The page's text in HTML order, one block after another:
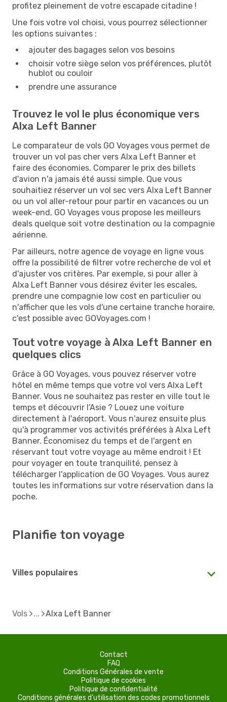
profitez pleinement de votre escapade citadine !
Une fois votre vol choisi, vous pourrez sélectionner
les options suivantes :
ajouter des bagages selon vos besoins
choisir votre siège selon vos préférences, plutôt
hublot ou couloir
prendre une assurance
Trouvez le vol le plus économique vers
Alxa Left Banner
Le comparateur de vols GO Voyages vous permet de
trouver un vol pas cher vers Alxa Left Banner et
faire des économies. Comparer le prix des billets
d'avion n'a jamais été aussi simple. Que vous
souhaitiez réserver un vol sec vers Alxa Left Banner
ou un vol aller-retour pour partir en vacances ou un
week-end, GO Voyages vous propose les meilleurs
deals quelque soit votre destination ou la compagnie
aérienne.
Par ailleurs, notre agence de voyage en ligne vous
offre la possibilité de filtrer votre recherche de vol et
d'ajuster vos critères. Par exemple, si pour aller à
Alxa Left Banner vous désirez éviter les escales,
prendre une compagnie low cost en particulier ou
n'afficher que les vols d'une certaine tranche horaire,
c'est possible avec GOVoyages.com !
Tout votre voyage à Alxa Left Banner en
quelques clics
Grâce à GO Voyages, vous pouvez réserver votre
hôtel en même temps que votre vol vers Alxa Left
Banner. Vous ne souhaitez pas rester en ville tout le
temps et découvrir l'Asie ? Louez une voiture
directement à l'aéroport. Vous n'aurez ensuite plus
qu'à programmer vos activités préférées à Alxa Left
Banner. Économisez du temps et de l'argent en
réservant tout votre voyage au même endroit ! Et
pour voyager en toute tranquilité, pensez à
télécharger l'application de GO Voyages. Vous aurez
toutes les informations sur votre réservation dans la
poche.
Planifie ton voyage
Villes populaires
Vols Alxa Left Banner
Contact
FAQ
Conditions Générales de vente
Politique de cookies
Politique de confidentialité
Conditions générales d'utilisation des codes promotionnels